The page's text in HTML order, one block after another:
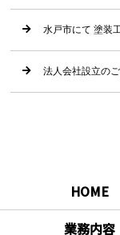
水戸市にて 塗装
法人会社設立の
HOME
業務内容